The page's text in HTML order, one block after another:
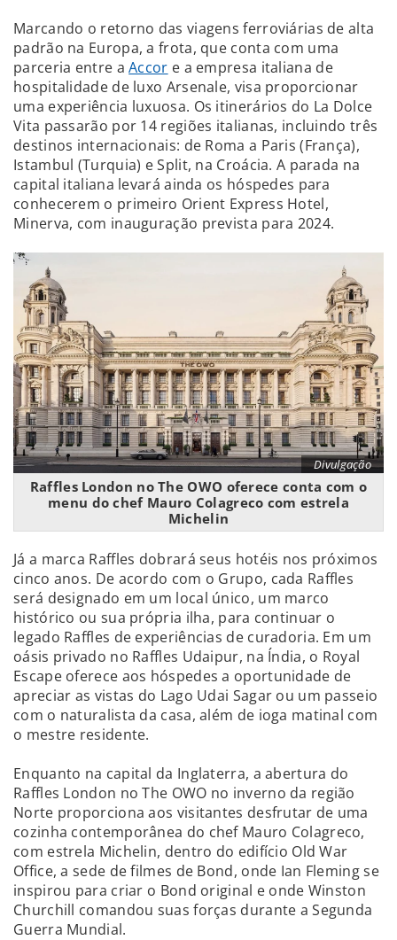
Marcando o retorno das viagens ferroviárias de alta
padrão na Europa, a frota, que conta com uma
parceria entre aAccor e a empresa italiana de
hospitalidade de luxo Arsenale, visa proporcionar
uma experiência luxuosa. Os itinerários do La Dolce
Vita passarão por 14 regiões italianas, incluindo três
destinos internacionais: de Roma a Paris (França),
Istambul (Turquia) e Split, na Croácia. A parada na
capital italiana levará ainda os hóspedes para
conhecerem o primeiro Orient Express Hotel,
Minerva, com inauguração prevista para 2024.
Divulgação
Raffles London no The OWO oferece conta com o
menu do chef Mauro Colagreco com estrela
Michelin
Já a marca Raffles dobrará seus hotéis nos próximos
cinco anos. De acordo com o Grupo, cada Raffles
será designado em um local único, um marco
histórico ou sua própria ilha, para continuar o
legado Raffles de experiências de curadoria. Em um
oásis privado no Raffles Udaipur, na Índia, o Royal
Escape oferece aos hóspedes a oportunidade de
apreciar as vistas do Lago Udai Sagar ou um passeio
com o naturalista da casa, além de ioga matinal com
o mestre residente.
Enquanto na capital da Inglaterra, a abertura do
Raffles London no The OWO no inverno da região
Norte proporciona aos visitantes desfrutar de uma
cozinha contemporânea do chef Mauro Colagreco,
com estrela Michelin, dentro do edifício Old War
Office, a sede de filmes de Bond, onde Ian Fleming se
inspirou para criar o Bond original e onde Winston
Churchill comandou suas forças durante a Segunda
Guerra Mundial.